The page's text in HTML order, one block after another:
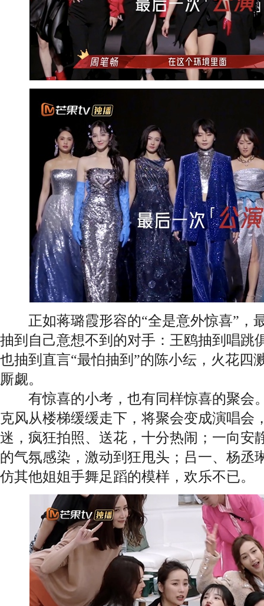
正如蒋璐霞形容的“全是意外惊喜”，
抽到自己意想不到的对手：王鸥抽到唱跳
也抽到直言“最怕抽到”的陈小纭，火花四
厮觑。
有惊喜的小考，也有同样惊喜的聚会
克风从楼梯缓缓走下，将聚会变成演唱会
迷，疯狂拍照、送花，十分热闹；一向安
的气氛感染，激动到狂甩头；吕一、杨丞
仿其他姐姐手舞足蹈的模样，欢乐不已。